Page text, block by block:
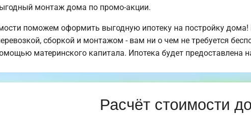
монтаж дома по промо-акции.
поможем оформить выгодную ипотеку на постройку
сборкой и монтажом - вам ни о чем не требуется
материнского капитала. Ипотека будет предоставлена
Расчёт стоимости